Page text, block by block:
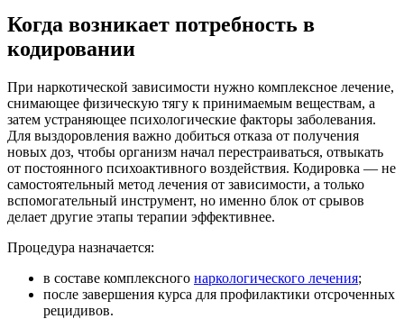
Когда возникает потребность в
кодировании
При наркотической зависимости нужно комплексное лечение,
снимающее физическую тягу к принимаемым веществам, а
затем устраняющее психологические факторы заболевания.
Для выздоровления важно добиться отказа от получения
новых доз, чтобы организм начал перестраиваться, отвыкать
от постоянного психоактивного воздействия. Кодировка — не
самостоятельный метод лечения от зависимости, а только
вспомогательный инструмент, но именно блок от срывов
делает другие этапы терапии эффективнее.
Процедура назначается:
в составе комплексного наркологического лечения;
после завершения курса для профилактики отсроченных
рецидивов.